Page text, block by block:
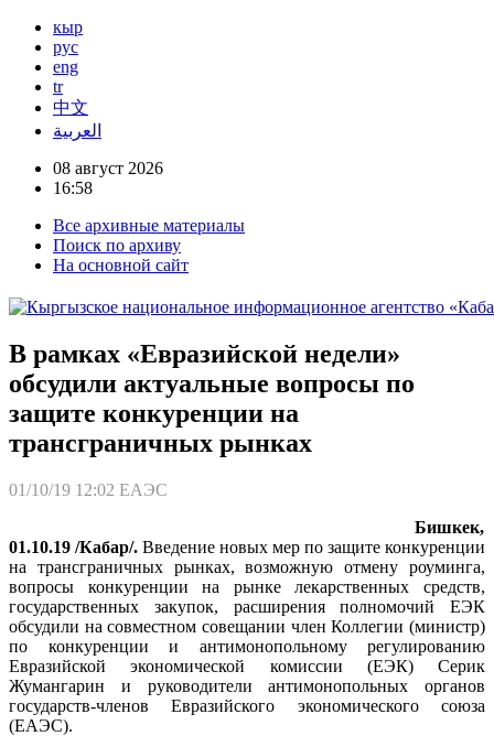
кыр
рус
eng
tr
中文
العربية
08 август 2026
16:58
Все архивные материалы
Поиск по архиву
На основной сайт
В рамках «Евразийской недели»
обсудили актуальные вопросы по
защите конкуренции на
трансграничных рынках
01/10/19 12:02 ЕАЭС
Бишкек,
01.10.19 /Кабар/. Введение новых мер по защите конкуренции
на трансграничных рынках, возможную отмену роуминга,
вопросы конкуренции на рынке лекарственных средств,
государственных закупок, расширения полномочий ЕЭК
обсудили на совместном совещании член Коллегии (министр)
по конкуренции и антимонопольному регулированию
Евразийской экономической комиссии (ЕЭК) Серик
Жумангарин и руководители антимонопольных органов
государств-членов Евразийского экономического союза
(ЕАЭС).